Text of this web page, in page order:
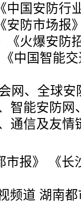
中国安防行
安防市场报
《火爆安防
中国智能
网、全球
智能安防网
通信及友情
市报》 《长
频道 湖南